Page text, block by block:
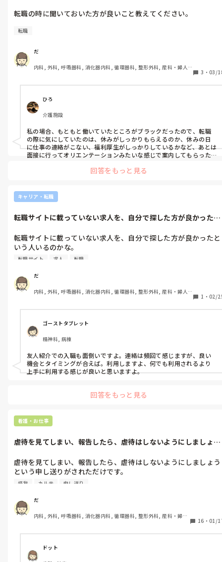
転職の時に聞いておいた方が良いこと教えてください。
転職
だ
内科, 外科, 呼吸器科, 消化器内科, 循環器科, 整形外科, 産科・婦人
一般病院, 大学病院, オペ室, 透析
3 ・ 03/
ひろ
介護施設
私の場合、もともと働いていたところがブラックだったので、転職
の際に気にしていたのは、休みがしっかりもらえるのか、休みの日
に仕事の連絡がこない、福利厚生がしっかりしているかなど、あとは
面接に行ってオリエンテーションみたいな感じで案内してもらった
回答をもっと見る
キャリア・転職
転職サイトに載っていない求人を、自分で探した方が良かったと
転職サイトに載っていない求人を、自分で探した方が良かったと
いう人いるのかな。
たくないです。
転職サイト 求人 転職
だ
内科, 外科, 呼吸器科, 消化器内科, 循環器科, 整形外科, 産科・婦人
一般病院, 大学病院, オペ室, 透析
1 ・ 02/
ゴーストタブレット
精神科, 病棟
友人紹介での入職も面倒いですよ。連絡は頻回て感じますが、良い
機会とタイミングが合えば。利用しますよ、何でも利用されるより
上手に利用する感じが良いと思いますよ。
回答をもっと見る
看護・お仕事
虐待を見てしまい、報告したら、虐待はしないようにしましょう
虐待を見てしまい、報告したら、虐待はしないようにしましょう
という申し送りがされただけです。
をさせましたが、カルテにも残さず。
殴る蹴るはみんな見ているので上司に報告してますが、なにもし
呼びかけだけで良いのですかね。
怪我 カルテ 申し送り
だ
内科, 外科, 呼吸器科, 消化器内科, 循環器科, 整形外科, 産科・婦人
科, 一般病院, 大学病院, オペ室, 透析
16 ・ 01/
ドット